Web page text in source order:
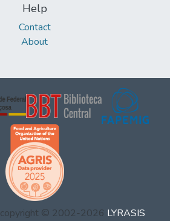
Help
Contact
About
copyright © 2002-2026 LYRASIS